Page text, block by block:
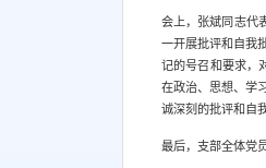
会上，张斌同志代
一开展批评和自我
记的号召和要求，
在政治、思想、学
诚深刻的批评和自
最后，支部全体党